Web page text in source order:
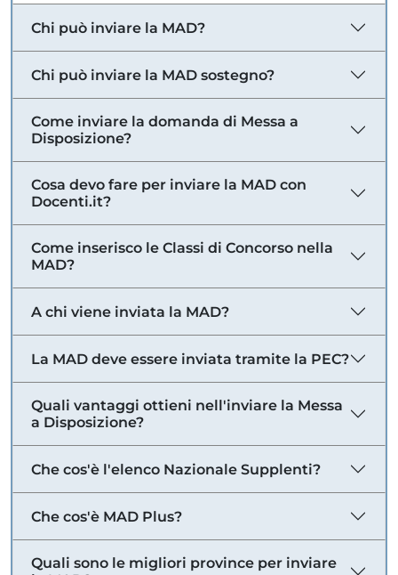
Chi può inviare la MAD?
Chi può inviare la MAD sostegno?
Come inviare la domanda di Messa a
Disposizione?
Cosa devo fare per inviare la MAD con
Docenti.it?
Come inserisco le Classi di Concorso nella
MAD?
A chi viene inviata la MAD?
La MAD deve essere inviata tramite la PEC?
Quali vantaggi ottieni nell'inviare la Messa
a Disposizione?
Che cos'è l'elenco Nazionale Supplenti?
Che cos'è MAD Plus?
Quali sono le migliori province per inviare